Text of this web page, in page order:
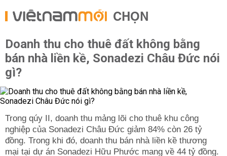
CHỌN
Doanh thu cho thuê đất không bằng
bán nhà liền kề, Sonadezi Châu Đức nói
gì?
Trong qúy II, doanh thu mảng lõi cho thuê khu công
nghiệp của Sonadezi Châu Đức giảm 84% còn 26 tỷ
đồng. Trong khi đó, doanh thu bán nhà liền kề thương
mại tại dự án Sonadezi Hữu Phước mang về 44 tỷ đồng.